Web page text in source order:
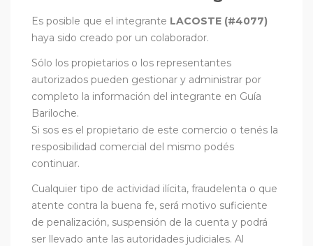
Es posible que el integrante LACOSTE (#4077)
haya sido creado por un colaborador.
Sólo los propietarios o los representantes
autorizados pueden gestionar y administrar por
completo la información del integrante en Guía
Bariloche.
Si sos es el propietario de este comercio o tenés la
resposibilidad comercial del mismo podés
continuar.
Cualquier tipo de actividad ilícita, fraudelenta o que
atente contra la buena fe, será motivo suficiente
de penalización, suspensión de la cuenta y podrá
ser llevado ante las autoridades judiciales. Al